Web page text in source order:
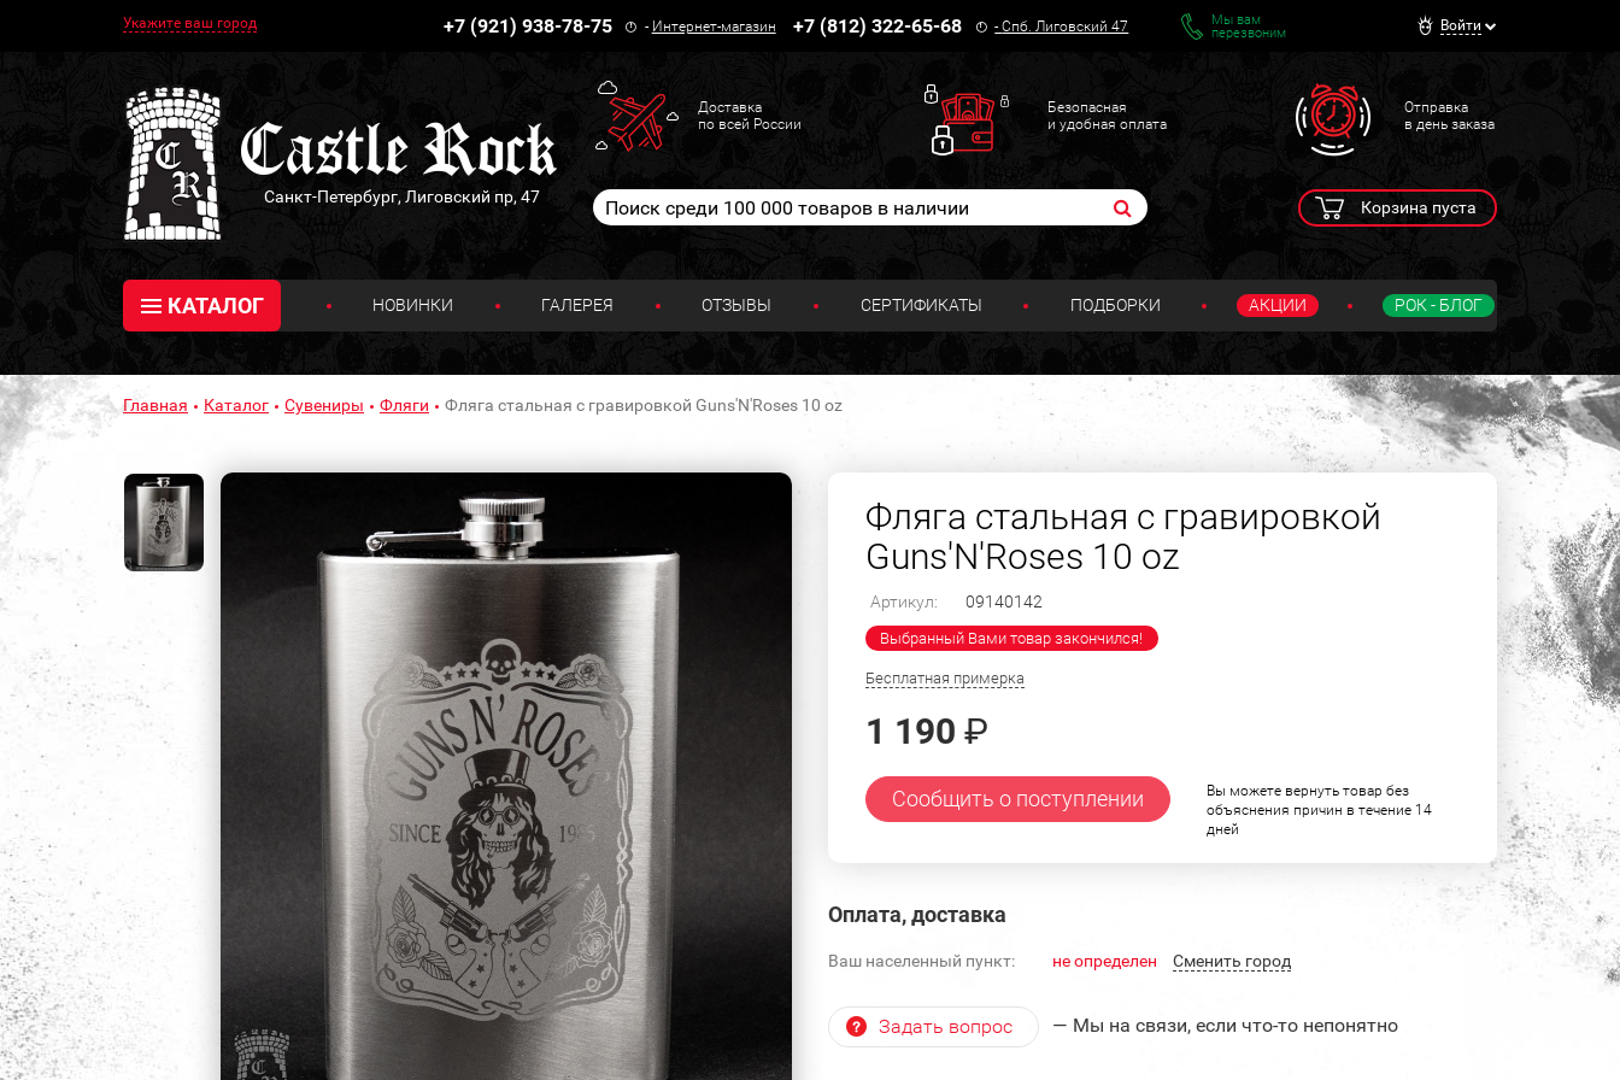
Укажите ваш город +7 (921) 938-78-75 - Интернет-магазин +7 (812) 322-65-68 -Спб. Лиговский 47
Мы вам
перезвоним
Войти
Санкт-Петербург, Лиговский пр, 47
Доставка
по всей России
Безопасная
и удобная оплата
Отправка
в день заказа
Корзина пуста
КАТАЛОГ НОВИНКИ ГАЛЕРЕЯ ОТЗЫВЫ СЕРТИФИКАТЫ ПОДБОРКИ АКЦИИ РОК - БЛОГ
Главная Каталог Сувениры Фляги Фляга стальная с гравировкой Guns'N'Roses 10 oz
Фляга стальная с гравировкой
Guns'N'Roses 10 oz
Артикул: 09140142
Выбранный Вами товар закончился!
Бесплатная примерка
1 190 ₽
Сообщить о поступлении
Вы можете вернуть товар без
объяснения причин в течение 14
дней
Оплата, доставка
Ваш населенный пункт: не определен Cменить город
Задать вопрос — Мы на связи, если что-то непонятно